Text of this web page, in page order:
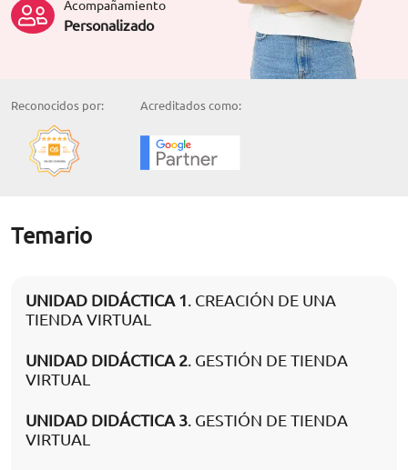
Acompañamiento
Personalizado
Reconocidos por: Acreditados como:
Temario
UNIDAD DIDÁCTICA 1. CREACIÓN DE UNA
TIENDA VIRTUAL
UNIDAD DIDÁCTICA 2. GESTIÓN DE TIENDA
VIRTUAL
UNIDAD DIDÁCTICA 3. GESTIÓN DE TIENDA
VIRTUAL